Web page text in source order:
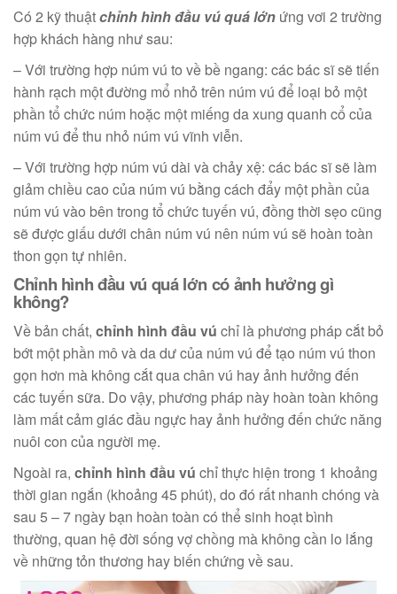
Có 2 kỹ thuậtchỉnh hình đầu vú quá lớn ứng vơi 2 trường
hợp khách hàng như sau:
– Với trường hợp núm vú to về bề ngang: các bác sĩ sẽ tiến
hành rạch một đường mổ nhỏ trên núm vú để loại bỏ một
phần tổ chức núm hoặc một miếng da xung quanh cổ của
núm vú để thu nhỏ núm vú vĩnh viễn.
– Với trường hợp núm vú dài và chảy xệ: các bác sĩ sẽ làm
giảm chiều cao của núm vú bằng cách đẩy một phần của
núm vú vào bên trong tổ chức tuyến vú, đồng thời sẹo cũng
sẽ được giấu dưới chân núm vú nên núm vú sẽ hoàn toàn
thon gọn tự nhiên.
Chỉnh hình đầu vú quá lớn có ảnh hưởng gì
không?
Về bản chất, chỉnh hình đầu vú chỉ là phương pháp cắt bỏ
bớt một phần mô và da dư của núm vú để tạo núm vú thon
gọn hơn mà không cắt qua chân vú hay ảnh hưởng đến
các tuyến sữa. Do vậy, phương pháp này hoàn toàn không
làm mất cảm giác đầu ngực hay ảnh hưởng đến chức năng
nuôi con của người mẹ.
Ngoài ra, chỉnh hình đầu vú chỉ thực hiện trong 1 khoảng
thời gian ngắn (khoảng 45 phút), do đó rất nhanh chóng và
sau 5 – 7 ngày bạn hoàn toàn có thể sinh hoạt bình
thường, quan hệ đời sống vợ chồng mà không cần lo lắng
về những tỏn thương hay biến chứng về sau.